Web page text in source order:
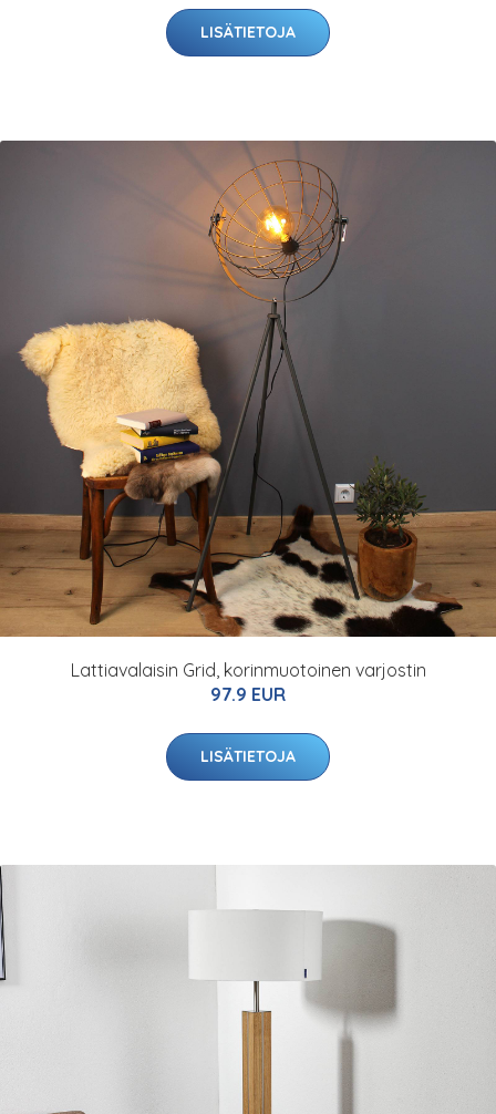
LISÄTIETOJA
Lattiavalaisin Grid, korinmuotoinen varjostin
97.9 EUR
LISÄTIETOJA